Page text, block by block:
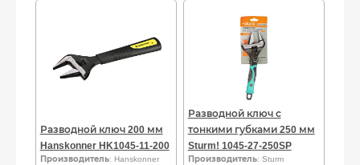
Разводной ключ 200 мм
Hanskonner HK1045-11-200
Производитель: Hanskonner
Разводной ключ с
тонкими губками 250 мм
Sturm! 1045-27-250SP
Производитель: Sturm